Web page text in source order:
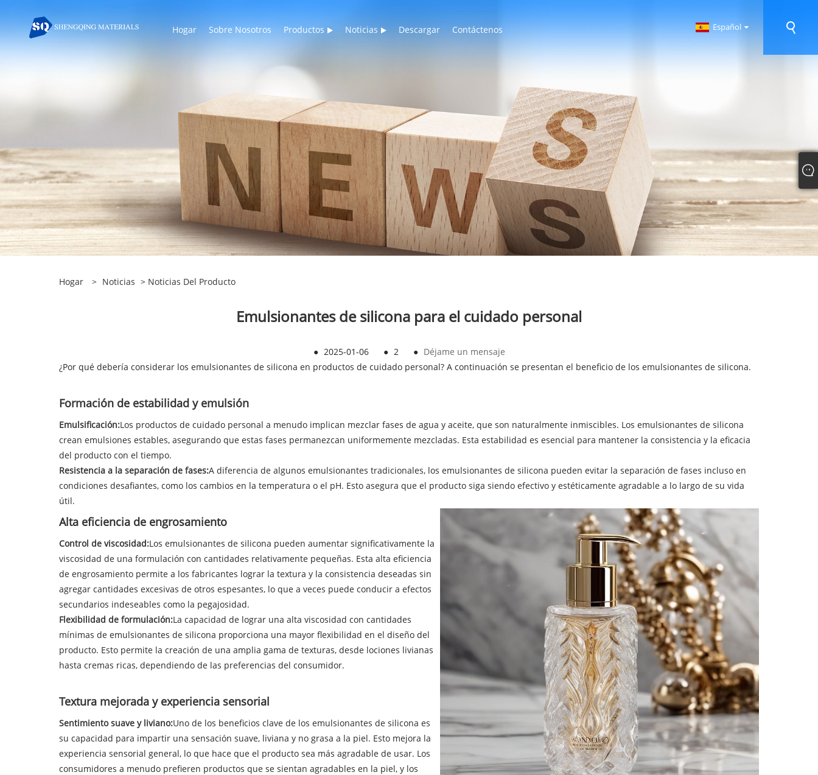
Hogar Sobre Nosotros Productos Noticias Descargar Contáctenos Español
Hogar > Noticias > Noticias Del Producto
Emulsionantes de silicona para el cuidado personal
● 2025-01-06 ● 2 ● Déjame un mensaje
¿Por qué debería considerar los emulsionantes de silicona en productos de cuidado personal? A continuación se presentan el beneficio de los emulsionantes de silicona.
Formación de estabilidad y emulsión
Emulsificación:Los productos de cuidado personal a menudo implican mezclar fases de agua y aceite, que son naturalmente inmiscibles. Los emulsionantes de silicona
crean emulsiones estables, asegurando que estas fases permanezcan uniformemente mezcladas. Esta estabilidad es esencial para mantener la consistencia y la eficacia
del producto con el tiempo.
Resistencia a la separación de fases:A diferencia de algunos emulsionantes tradicionales, los emulsionantes de silicona pueden evitar la separación de fases incluso en
condiciones desafiantes, como los cambios en la temperatura o el pH. Esto asegura que el producto siga siendo efectivo y estéticamente agradable a lo largo de su vida
útil.
Alta eficiencia de engrosamiento
Control de viscosidad:Los emulsionantes de silicona pueden aumentar significativamente la
viscosidad de una formulación con cantidades relativamente pequeñas. Esta alta eficiencia
de engrosamiento permite a los fabricantes lograr la textura y la consistencia deseadas sin
agregar cantidades excesivas de otros espesantes, lo que a veces puede conducir a efectos
secundarios indeseables como la pegajosidad.
Flexibilidad de formulación:La capacidad de lograr una alta viscosidad con cantidades
mínimas de emulsionantes de silicona proporciona una mayor flexibilidad en el diseño del
producto. Esto permite la creación de una amplia gama de texturas, desde lociones livianas
hasta cremas ricas, dependiendo de las preferencias del consumidor.
Textura mejorada y experiencia sensorial
Sentimiento suave y liviano:Uno de los beneficios clave de los emulsionantes de silicona es
su capacidad para impartir una sensación suave, liviana y no grasa a la piel. Esto mejora la
experiencia sensorial general, lo que hace que el producto sea más agradable de usar. Los
consumidores a menudo prefieren productos que se sientan agradables en la piel, y los